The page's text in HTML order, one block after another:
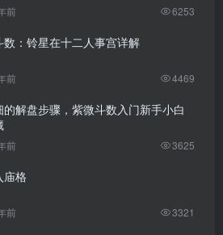
前 6253
数：铃星在十二人事宫详解
前 4469
的解盘步骤，紫微斗数入门新手小白
前 3625
庙格
前 3321